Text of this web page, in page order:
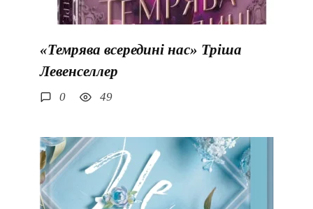
«Темрява всередині нас» Тріша
Левенселлер
0 49